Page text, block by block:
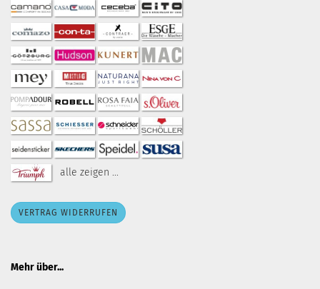
alle zeigen ...
VERTRAG WIDERRUFEN
Mehr über...